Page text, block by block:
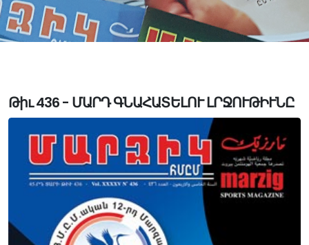
Թիւ 436 - ՄԱՐԴ ԳՆԱՀԱՏԵԼՈՒ ԼՐՋՈՒԹԻՒՆԸ